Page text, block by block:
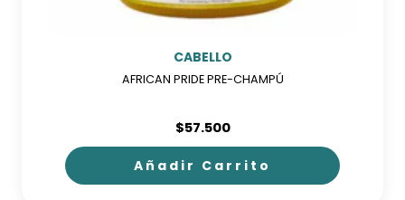
de
producto
CABELLO
AFRICAN PRIDE PRE-CHAMPÚ
$57.500
Añadir Carrito